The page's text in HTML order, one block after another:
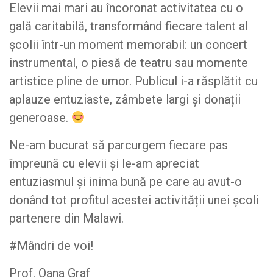
Elevii mai mari au încoronat activitatea cu o
gală caritabilă, transformând fiecare talent al
școlii într-un moment memorabil: un concert
instrumental, o piesă de teatru sau momente
artistice pline de umor. Publicul i-a răsplătit cu
aplauze entuziaste, zâmbete largi și donații
generoase.
Ne-am bucurat să parcurgem fiecare pas
împreună cu elevii și le-am apreciat
entuziasmul și inima bună pe care au avut-o
donând tot profitul acestei activității unei școli
partenere din Malawi.
#Mândri de voi!
Prof. Oana Graf